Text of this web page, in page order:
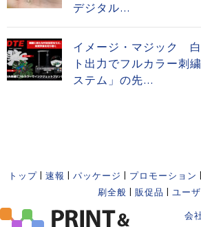
デジタル...
イメージ・マジック
ト出力でフルカラー
ステム」の先...
トップ 速報 パッケージ プロモーション
刷全般
販促品 ユー
会